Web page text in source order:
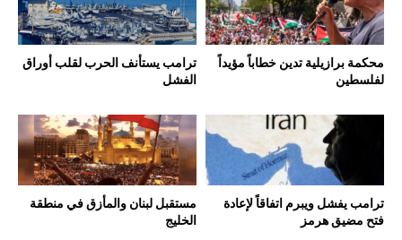
محكمة برازيلية تدين خطاباً مؤيداً
لفلسطين
ترامب يستأنف الحرب لقلب أوراق
الفشل
ترامب يفشل ويبرم اتفاقاً لإعادة
فتح مضيق هرمز
مستقبل لبنان والمأزق في منطقة
الخليج